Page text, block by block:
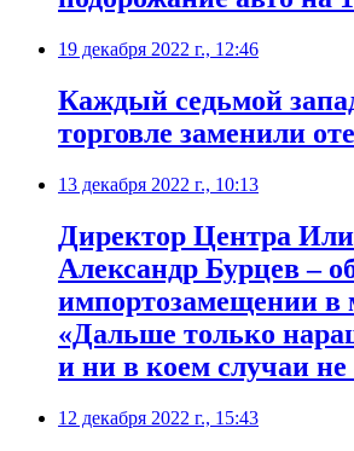
19 декабря 2022 г., 12:46
Каждый седьмой
торговле заменили
13 декабря 2022 г., 10:13
Директор Центра
Александр Бурцев –
импортозамещении в
«Дальше только
и ни в коем случаи не
12 декабря 2022 г., 15:43